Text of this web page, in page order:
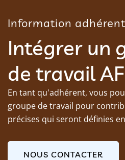
Information
Intégrer un
de travail
En tant qu'adhérent, vous
groupe de travail pour
précises qui seront définies
NOUS CONTACTER